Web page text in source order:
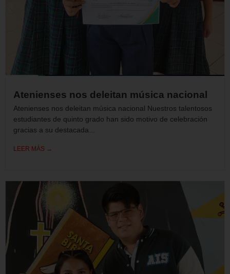
Atenienses nos deleitan música nacional
Atenienses nos deleitan música nacional Nuestros talentosos
estudiantes de quinto grado han sido motivo de celebración
gracias a su destacada...
LEER MÁS →